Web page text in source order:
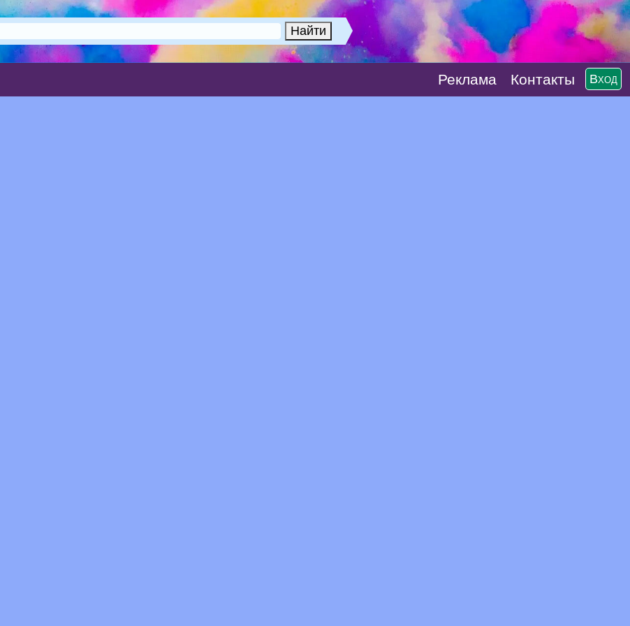
Реклaма Контакты Вход